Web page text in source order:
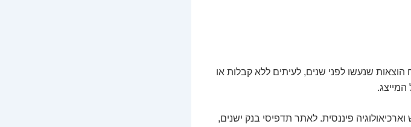
שנעשו לפני שנים, לעיתים ללא קבלות או
פיננסית. לאתר תדפיסי בנק ישנים,